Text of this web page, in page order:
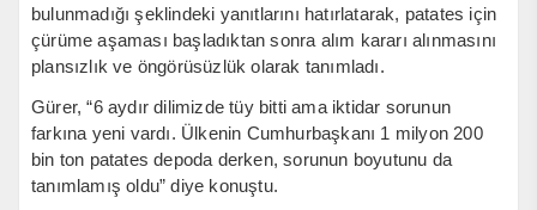
bulunmadığı şeklindeki yanıtlarını hatırlatarak, patates için
çürüme aşaması başladıktan sonra alım kararı alınmasını
plansızlık ve öngörüsüzlük olarak tanımladı.
Gürer, “6 aydır dilimizde tüy bitti ama iktidar sorunun
farkına yeni vardı. Ülkenin Cumhurbaşkanı 1 milyon 200
bin ton patates depoda derken, sorunun boyutunu da
tanımlamış oldu” diye konuştu.